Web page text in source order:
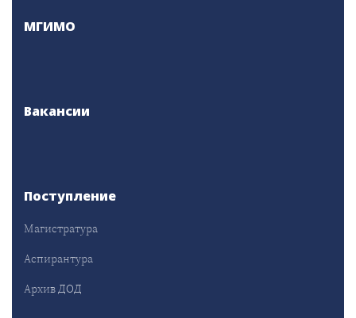
МГИМО
Вакансии
Поступление
Магистратура
Аспирантура
Архив ДОД